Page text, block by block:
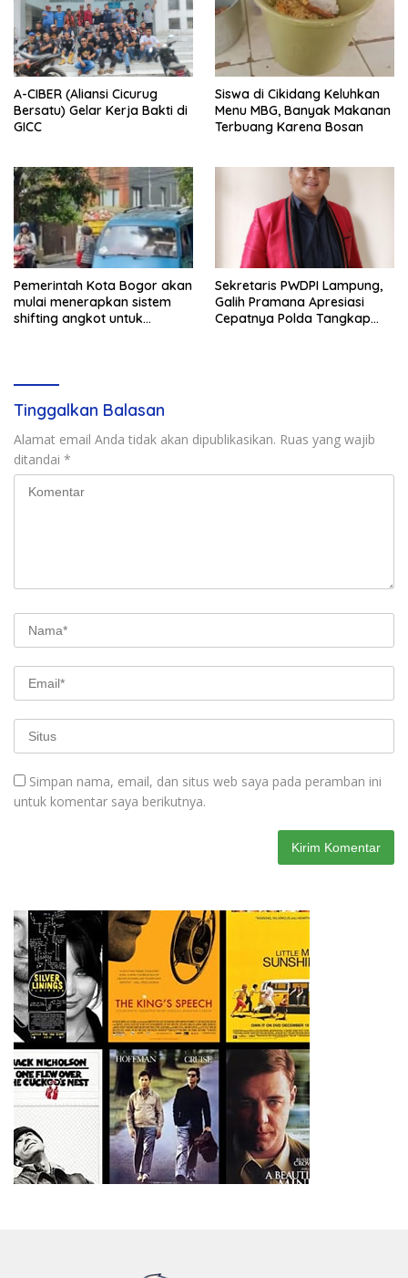
A-CIBER (Aliansi Cicurug
Bersatu) Gelar Kerja Bakti di
GICC
Siswa di Cikidang Keluhkan
Menu MBG, Banyak Makanan
Terbuang Karena Bosan
Pemerintah Kota Bogor akan
mulai menerapkan sistem
shifting angkot untuk
Sekretaris PWDPI Lampung,
Galih Pramana Apresiasi
Cepatnya Polda Tangkap
Tinggalkan Balasan
Alamat email Anda tidak akan dipublikasikan. Ruas yang wajib
ditandai *
Simpan nama, email, dan situs web saya pada peramban ini
untuk komentar saya berikutnya.